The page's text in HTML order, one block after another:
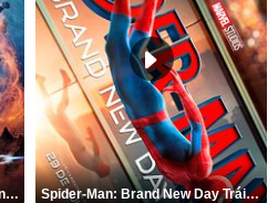
Ant-Man y la Avispa: Quantumanía Tráiler (2) Spider-Man: Brand New Day Tráiler (3)